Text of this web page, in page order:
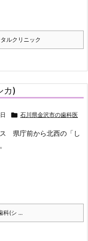
ルクリニック
カ)
 石川県金沢市の歯科医
県庁前から北西の「し
科(シ ...